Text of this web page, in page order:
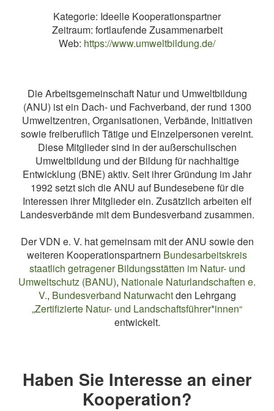
Kategorie: Ideelle Kooperationspartner
Zeitraum: fortlaufende Zusammenarbeit
Web: https://www.umweltbildung.de/
Die Arbeitsgemeinschaft Natur und Umweltbildung
(ANU) ist ein Dach- und Fachverband, der rund 1300
Umweltzentren, Organisationen, Verbände, Initiativen
sowie freiberuflich Tätige und Einzelpersonen vereint.
Diese Mitglieder sind in der außerschulischen
Umweltbildung und der Bildung für nachhaltige
Entwicklung (BNE) aktiv. Seit ihrer Gründung im Jahr
1992 setzt sich die ANU auf Bundesebene für die
Interessen ihrer Mitglieder ein. Zusätzlich arbeiten elf
Landesverbände mit dem Bundesverband zusammen.
Der VDN e. V. hat gemeinsam mit der ANU sowie den
weiteren Kooperationspartnern Bundesarbeitskreis
staatlich getragener Bildungsstätten im Natur- und
Umweltschutz (BANU), Nationale Naturlandschaften e.
V., Bundesverband Naturwachtden Lehrgang
„Zertifizierte Natur- und Landschaftsführer*innen“
entwickelt.
Haben Sie Interesse an einer
Kooperation?